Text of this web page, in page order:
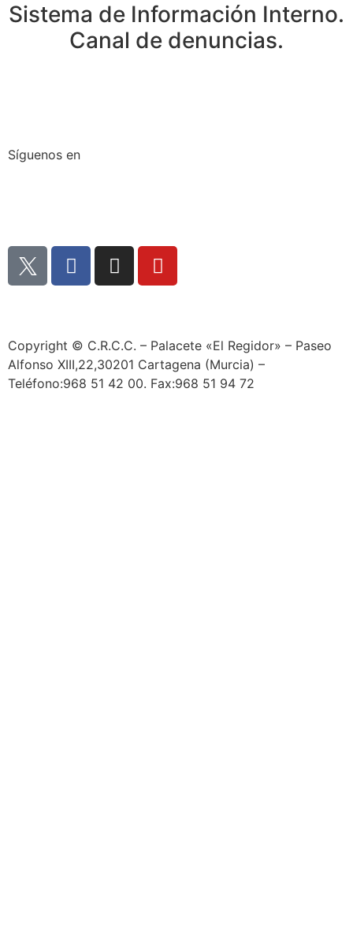
Sistema de Información Interno.
Canal de denuncias.
Síguenos en
Copyright © C.R.C.C. – Palacete «El Regidor» – Paseo
Alfonso XIII,22,30201 Cartagena (Murcia) –
Teléfono:968 51 42 00. Fax:968 51 94 72